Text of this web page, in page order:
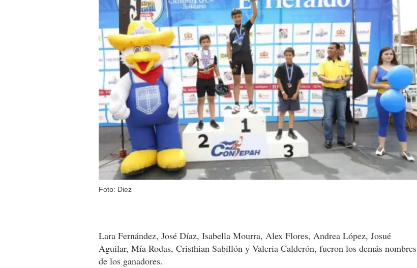
Foto: Diez
Lara Fernández, José Díaz, Isabella Mourra, Alex Flores, Andrea López, Josué
Aguilar, Mía Rodas, Cristhian Sabillón y Valeria Calderón, fueron los demás nombres
de los ganadores.